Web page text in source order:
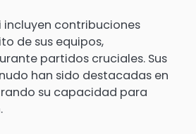
incluyen contribuciones
de sus equipos,
partidos cruciales. Sus
han sido destacadas en
su capacidad para